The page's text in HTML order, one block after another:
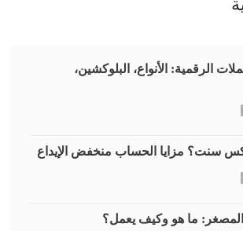
الرقمية: الأنواع، البلوكشين،
سنت؟ مزايا الحساب منخفض الإيداع
ما هو وكيف يعمل؟